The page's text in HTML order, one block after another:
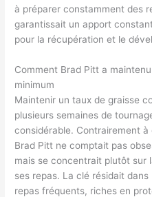
à préparer constamment des
garantissait un apport
pour la récupération et le
Comment Brad Pitt a
minimum
Maintenir un taux de graisse
plusieurs semaines de
considérable. Contrairement
Brad Pitt ne comptait pas
mais se concentrait plutôt sur
ses repas. La clé résidait
repas fréquents, riches en